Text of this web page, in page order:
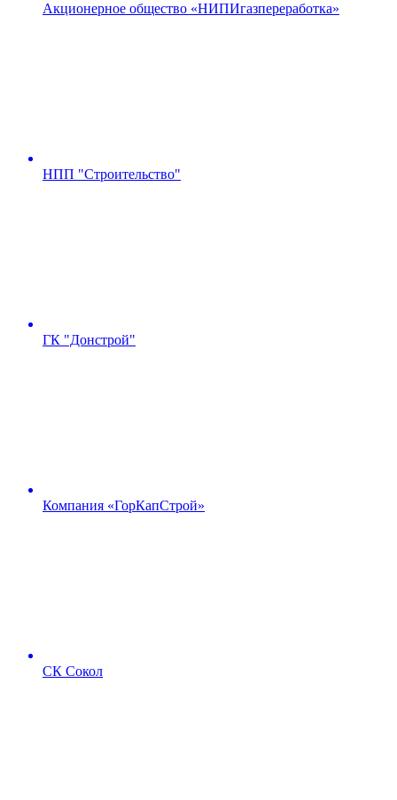
Акционерное общество «НИПИгазпереработка»
НПП "Строительство"
ГК "Донстрой"
Компания «ГорКапСтрой»
СК Сокол